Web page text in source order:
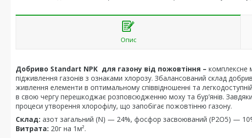
Опис
Добриво Standart NPK для газону від пожовтіння – комплексне
підживлення газонів з ознаками хлорозу. Збалансований склад
живлення елементи в оптимальному співвідношенні та
в свою чергу перешкоджає розповсюдженню моху та бур’янів.
процеси утворення хлорофілу, що запобігає пожовтінню газону.
Cклад: азот загальний (N) — 24%, фосфор засвоюваний (Р2О5) —
Витрата: 20г на 1м².